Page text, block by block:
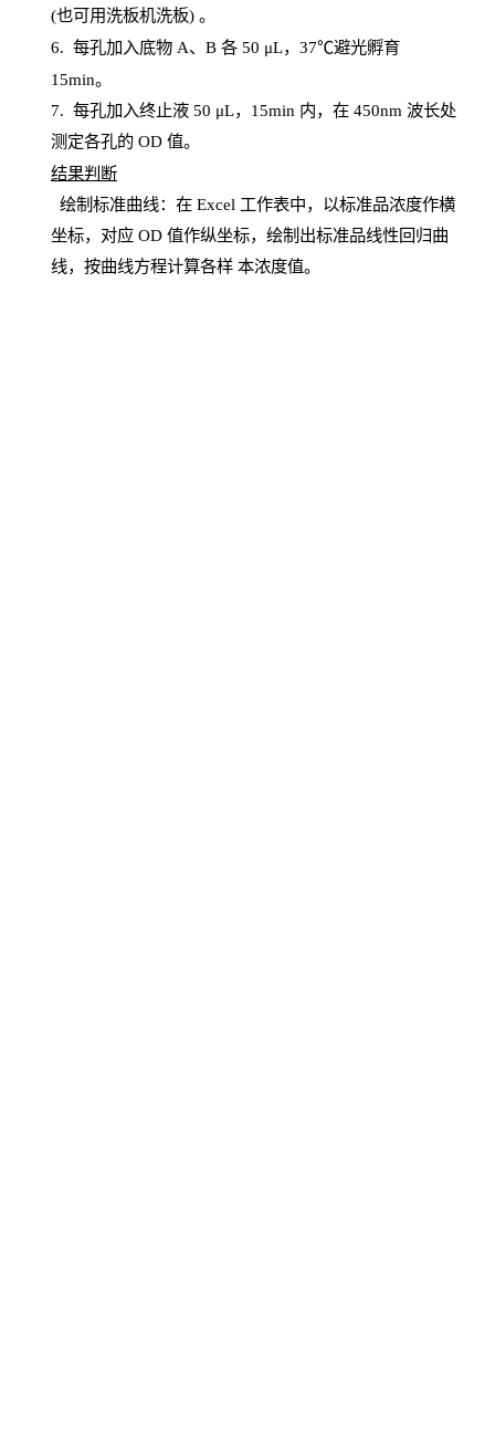
(也可用洗板机洗板) 。
6. 每孔加入底物A、B 各 50 μL，37℃避光孵育
15min。
7. 每孔加入终止液 50 μL， 15min 内，在450nm 波长处
测定各孔的 OD 值。
结果判断
绘制标准曲线：在 Excel 工作表中，以标准品浓度作横
坐标，对应OD 值作纵坐标，绘制出标准品线性回归曲
线，按曲线方程计算各样 本浓度值。